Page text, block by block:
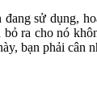
sử dụng,
ra cho nó
bạn phải cân